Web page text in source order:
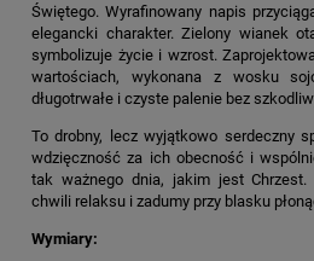
Świętego. Wyrafinowany napis
elegancki charakter. Zielony wianek
symbolizuje życie i wzrost.
wartościach, wykonana z wosku
długotrwałe i czyste palenie bez
To drobny, lecz wyjątkowo serdeczny
wdzięczność za ich obecność i
tak ważnego dnia, jakim jest Chrzest.
chwili relaksu i zadumy przy blasku
Wymiary: